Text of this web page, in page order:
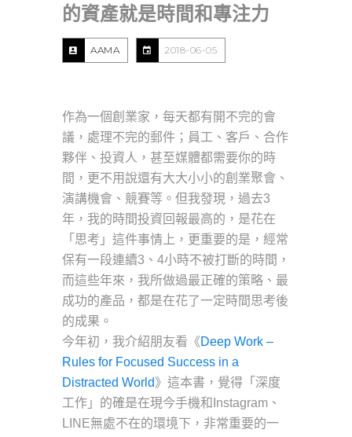
的資產就是時間和專注力
AAMA 2018-06-05
作為一個創業家，每天都有開不完的會
議，處理不完的郵件；員工、客戶、合作
夥伴、投資人，甚至媒體都需要你的時
間，更不用說還有大大小小的創業聚會、
演講機會、競賽等。但我發現，過去3
年，我的時間投資回報最高的，是花在
「思考」這件事情上，更重要的是，經常
保有一段連續3、4小時不被打斷的時間，
而這些年來，我所做過最正確的策略、最
成功的產品，都是在花了一定時間思考後
的成果。
今年初，我介紹朋友看《Deep Work –
Rules for Focused Success in a
Distracted World》這本書，覺得「深度
工作」的確是在現今手機和Instagram、
LINE無處不在的環境下，非常重要的一